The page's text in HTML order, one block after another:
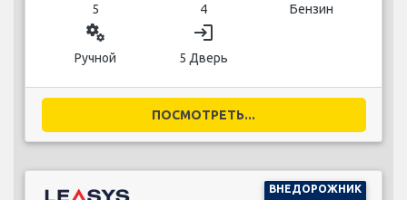
5 4 Бензин
miscellaneous_services
Ручной
login
5 Дверь
ПОСМОТРЕТЬ...
ВНЕДОРОЖНИК